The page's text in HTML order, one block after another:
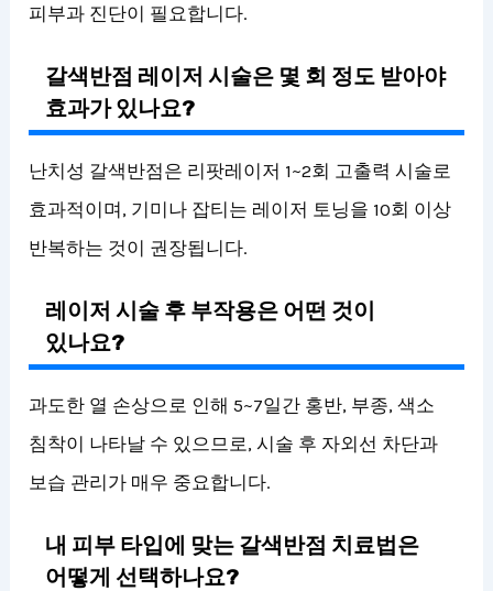
피부과 진단이 필요합니다.
갈색반점 레이저 시술은 몇 회 정도 받아야
효과가 있나요?
난치성 갈색반점은 리팟레이저 1~2회 고출력 시술로
효과적이며, 기미나 잡티는 레이저 토닝을 10회 이상
반복하는 것이 권장됩니다.
레이저 시술 후 부작용은 어떤 것이
있나요?
과도한 열 손상으로 인해 5~7일간 홍반, 부종, 색소
침착이 나타날 수 있으므로, 시술 후 자외선 차단과
보습 관리가 매우 중요합니다.
내 피부 타입에 맞는 갈색반점 치료법은
어떻게 선택하나요?